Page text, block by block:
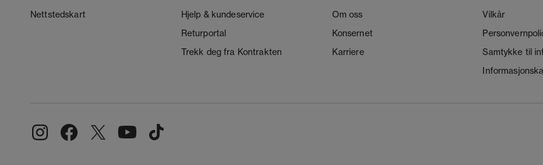
Nettstedskart
Hjelp & kundeservice
Returportal
Trekk deg fra Kontrakten
Om oss
Konsernet
Karriere
Vilkår
Samtykke til